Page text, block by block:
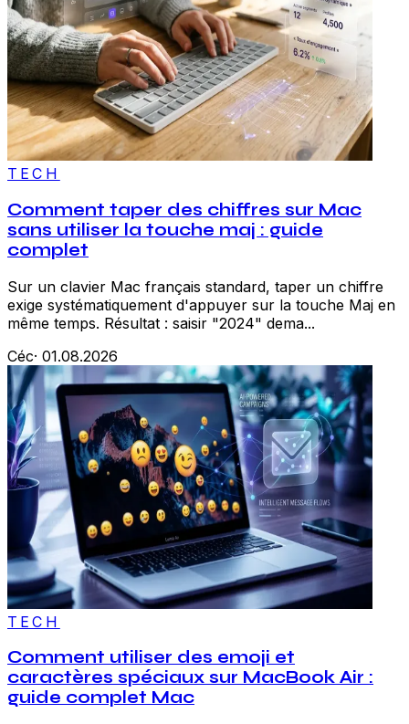
TECH
Comment taper des chiffres sur Mac
sans utiliser la touche maj : guide
complet
Sur un clavier Mac français standard, taper un chiffre
exige systématiquement d'appuyer sur la touche Maj en
même temps. Résultat : saisir "2024" dema...
Céc· 01.08.2026
TECH
Comment utiliser des emoji et
caractères spéciaux sur MacBook Air :
guide complet Mac